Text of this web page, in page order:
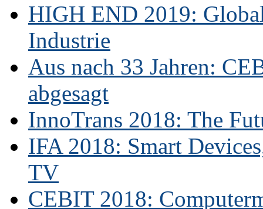
HIGH END 2019:
Industrie
Aus nach 33 Jahren:
abgesagt
InnoTrans 2018: The
IFA 2018: Smart
TV
CEBIT 2018: